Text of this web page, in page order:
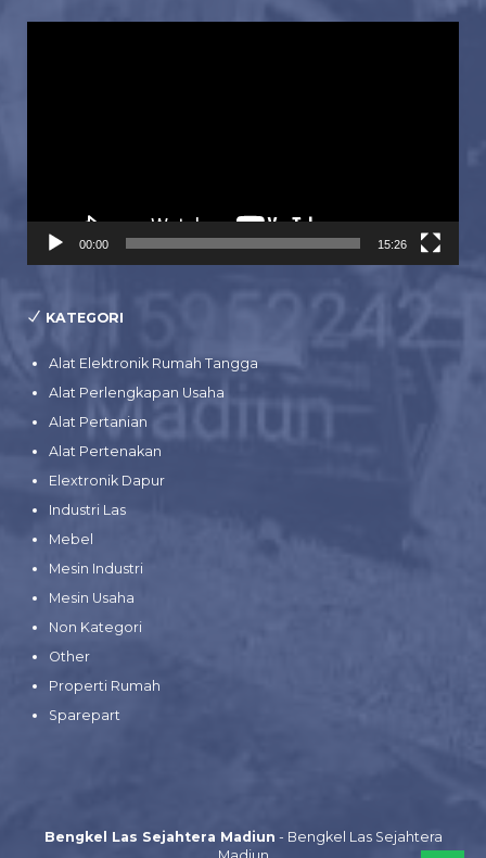
00:00 15:26
KATEGORI
Alat Elektronik Rumah Tangga
Alat Perlengkapan Usaha
Alat Pertanian
Alat Pertenakan
Elextronik Dapur
Industri Las
Mebel
Mesin Industri
Mesin Usaha
Non Kategori
Other
Properti Rumah
Sparepart
Bengkel Las Sejahtera Madiun - Bengkel Las Sejahtera